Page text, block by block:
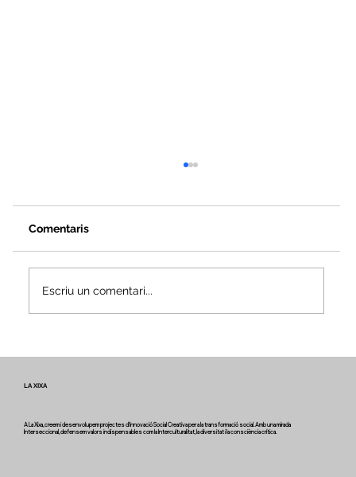
Comentaris
Escriu un comentari...
LA XIXA
A La Xixa, creem i desenvolupem projectes d'Innovació Social Creativa per a la transformació social. Amb una mirada
Interseccional, defensem valors indispensables com la Interculturalitat, la diversitat i la consciència crítica.